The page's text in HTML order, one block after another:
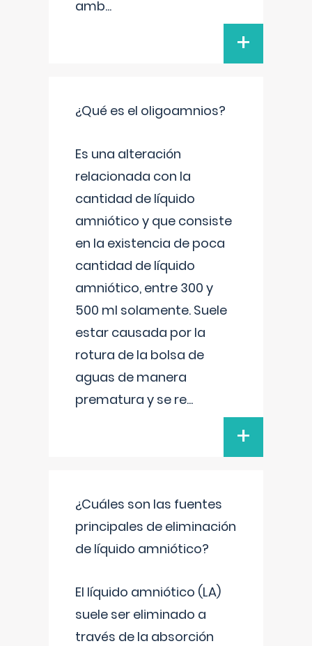
amb...
+
¿Qué es el oligoamnios?
Es una alteración
relacionada con la
cantidad de líquido
amniótico y que consiste
en la existencia de poca
cantidad de líquido
amniótico, entre 300 y
500 ml solamente. Suele
estar causada por la
rotura de la bolsa de
aguas de manera
prematura y se re...
+
¿Cuáles son las fuentes
principales de eliminación
de líquido amniótico?
El líquido amniótico (LA)
suele ser eliminado a
través de la absorción